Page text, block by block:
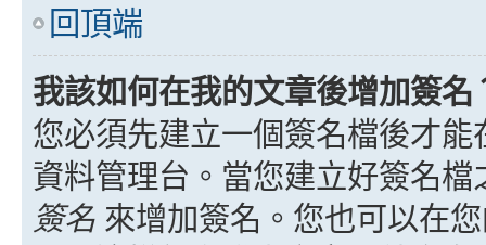
回頂端
我該如何在我的文章後增加簽名
您必須先建立一個簽名檔後才
資料管理台。當您建立好簽名
簽名 來增加簽名。您也可以在